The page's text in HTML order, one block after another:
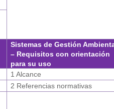
Sistemas de Gestión
– Requisitos con orientación
para su uso
1 Alcance
2 Referencias normativas